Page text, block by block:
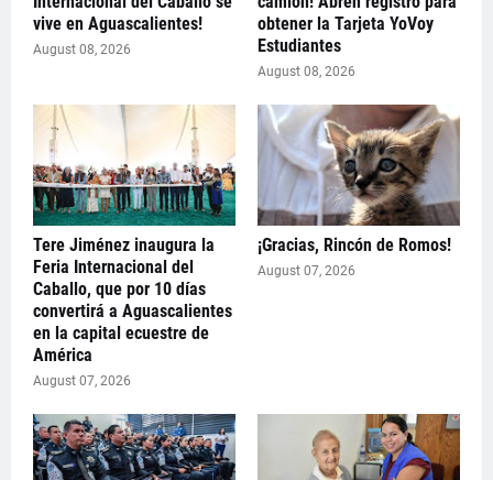
vive en Aguascalientes!
August 08, 2026
obtener la Tarjeta YoVoy
Estudiantes
August 08, 2026
Tere Jiménez inaugura la
Feria Internacional del
Caballo, que por 10 días
convertirá a Aguascalientes
en la capital ecuestre de
América
August 07, 2026
¡Gracias, Rincón de Romos!
August 07, 2026